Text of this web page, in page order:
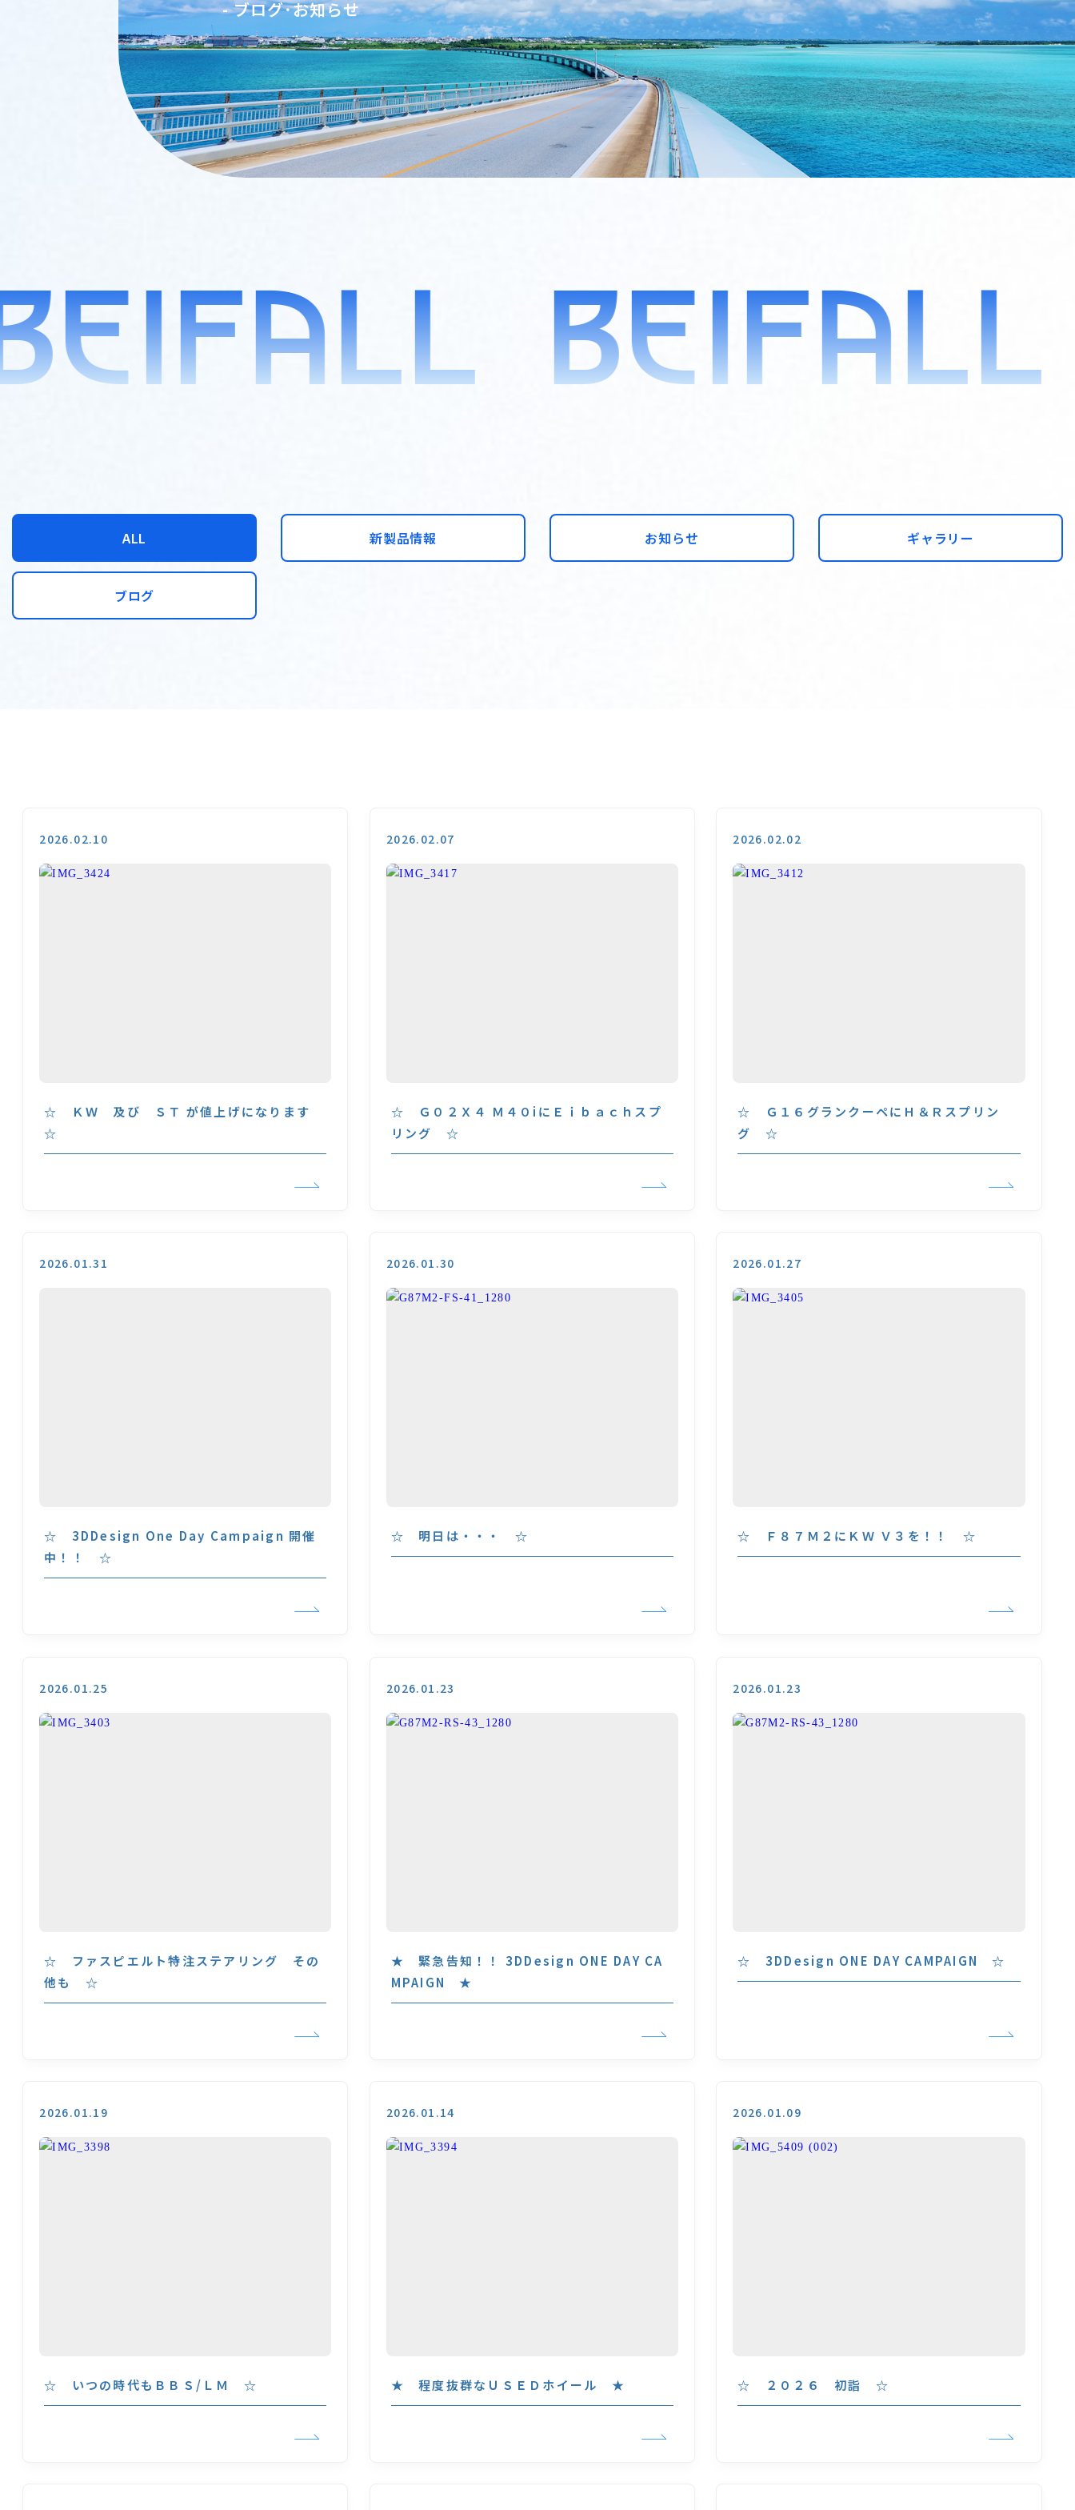
- ブログ･お知らせ
BEIFALL
ALL 新製品情報 お知らせ ギャラリー
ブログ
2026.02.10
☆ ＫＷ 及び ＳＴ が値上げになります
☆
2026.02.07
☆ Ｇ０２Ｘ４ Ｍ４０iにＥｉｂａｃｈスプ
リング ☆
2026.02.02
☆ Ｇ１６グランクーペにＨ＆Ｒスプリン
グ ☆
2026.01.31
☆ 3DDesign One Day Campaign 開催
中！！ ☆
2026.01.30
☆ 明日は・・・ ☆
2026.01.27
☆ Ｆ８７Ｍ２にＫＷ Ｖ３を！！ ☆
2026.01.25
☆ ファスピエルト特注ステアリング その
他も ☆
2026.01.23
★ 緊急告知！！ 3DDesign ONE DAY CA
MPAIGN ★
2026.01.23
☆ 3DDesign ONE DAY CAMPAIGN ☆
2026.01.19
☆ いつの時代もＢＢＳ/ＬＭ ☆
2026.01.14
★ 程度抜群なＵＳＥＤホイール ★
2026.01.09
☆ ２０２６ 初詣 ☆